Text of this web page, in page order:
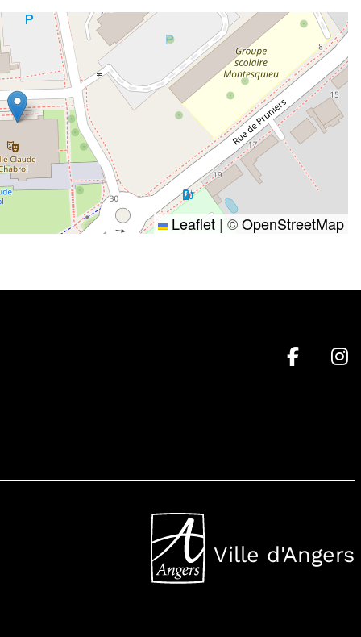
Leaflet | ©OpenStreetMap
Ville d'Angers
, Ouvre une